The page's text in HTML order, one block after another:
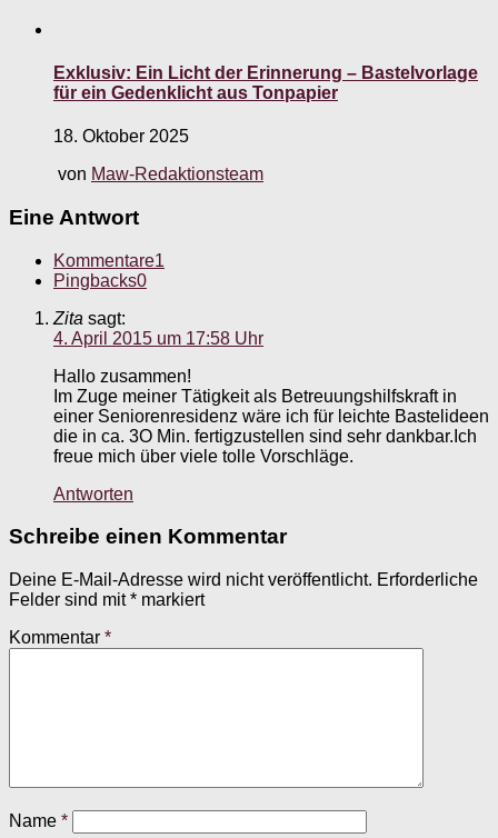
Exklusiv: Ein Licht der Erinnerung – Bastelvorlage
für ein Gedenklicht aus Tonpapier
18. Oktober 2025
von Maw-Redaktionsteam
Eine Antwort
Kommentare1
Pingbacks0
Zita sagt:
4. April 2015 um 17:58 Uhr
Hallo zusammen!
Im Zuge meiner Tätigkeit als Betreuungshilfskraft in
einer Seniorenresidenz wäre ich für leichte Bastelideen
die in ca. 3O Min. fertigzustellen sind sehr dankbar.Ich
freue mich über viele tolle Vorschläge.
Antworten
Schreibe einen Kommentar
Deine E-Mail-Adresse wird nicht veröffentlicht. Erforderliche
Felder sind mit* markiert
Kommentar *
Name *